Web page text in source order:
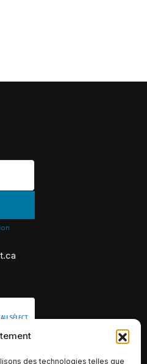
des technologies telles que